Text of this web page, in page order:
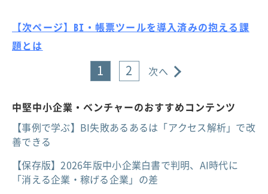
【次ページ】BI・帳票ツールを導入済みの抱える課
題とは
1 2 次へ
中堅中小企業・ベンチャーのおすすめコンテンツ
【事例で学ぶ】BI失敗あるあるは「アクセス解析」で改
善できる
【保存版】2026年版中小企業白書で判明、AI時代に
「消える企業・稼げる企業」の差